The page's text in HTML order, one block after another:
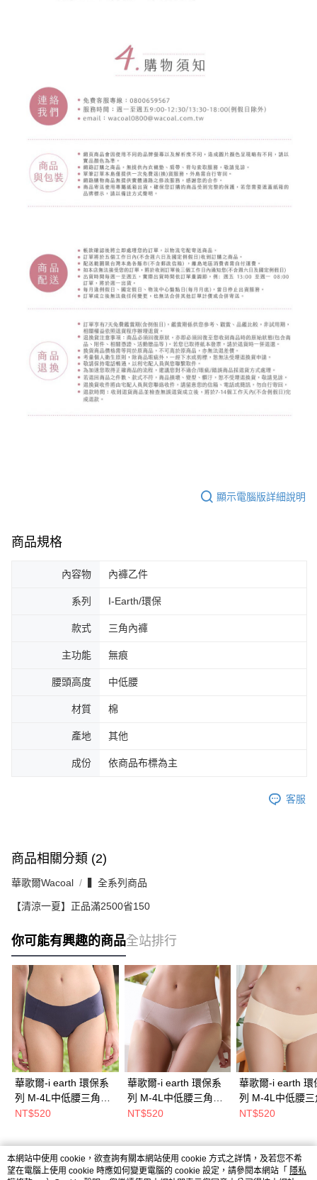
顯示電腦版詳細說明
商品規格
內容物 內褲乙件
系列 I-Earth/環保
款式 三角內褲
主功能 無痕
腰頭高度 中低腰
材質 棉
產地 其他
成份 依商品布標為主
客服
商品相關分類 (2)
華歌爾Wacoal ▍全系列商品
【清涼一夏】正品滿2500省150
你可能有興趣的商品全站排行
華歌爾-i earth 環保系
列 M-4L中低腰三角褲
(沉靜灰) NS8143FS
NT$520
華歌爾-i earth 環保系
列 M-4L中低腰三角褲
(擁抱藕) NS8143L2
NT$520
華歌爾-i earth 環
列 M-4L中低腰三
(晨曦膚)
NT$520
熱門標籤
本網站中使用 cookie，欲查詢有關本網站使用 cookie 方式之詳情，及若您不希
望在電腦上使用 cookie 時應如何變更電腦的 cookie 設定，請參閱本網站「 隱私